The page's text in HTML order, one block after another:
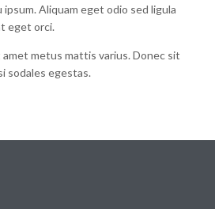
Aliquam eget odio sed ligula
eget orci.
metus mattis varius. Donec sit
sodales egestas.